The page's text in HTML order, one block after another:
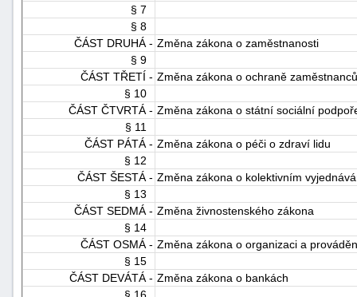
§ 7
§ 8
ČÁST DRUHÁ - Změna zákona o zaměstnanosti
§ 9
ČÁST TŘETÍ - Změna zákona o ochraně
§ 10
ČÁST ČTVRTÁ - Změna zákona o státní sociální
§ 11
ČÁST PÁTÁ - Změna zákona o péči o zdraví lidu
§ 12
ČÁST ŠESTÁ - Změna zákona o kolektivním
§ 13
ČÁST SEDMÁ - Změna živnostenského zákona
§ 14
ČÁST OSMÁ - Změna zákona o organizaci a
§ 15
ČÁST DEVÁTÁ - Změna zákona o bankách
§ 16
"náhradě